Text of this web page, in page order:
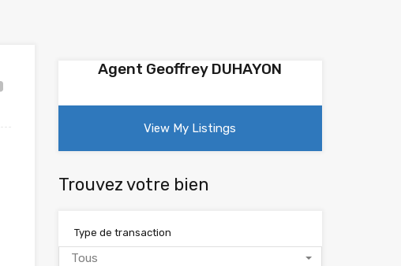
Agent Geoffrey DUHAYON
View My Listings
Trouvez votre bien
Type de transaction
Tous